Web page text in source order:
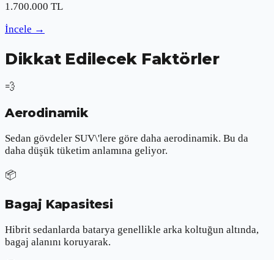
1.700.000 TL
İncele →
Dikkat Edilecek Faktörler
💨
Aerodinamik
Sedan gövdeler SUV\'lere göre daha aerodinamik. Bu da
daha düşük tüketim anlamına geliyor.
📦
Bagaj Kapasitesi
Hibrit sedanlarda batarya genellikle arka koltuğun altında,
bagaj alanını koruyarak.